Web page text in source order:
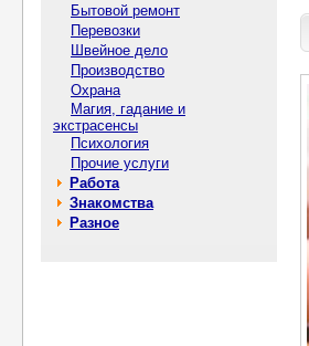
Бытовой ремонт
Перевозки
Швейное дело
Производство
Охрана
Магия, гадание и
экстрасенсы
Психология
Прочие услуги
Работа
Знакомства
Разное